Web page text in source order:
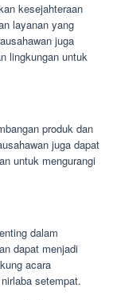
kesejahteraan
layanan yang
juga
lingkungan untuk
produk dan
juga dapat
untuk mengurangi
dalam
dapat menjadi
acara
setempat.